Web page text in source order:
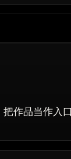
作品当作入口